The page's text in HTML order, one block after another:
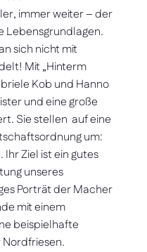
immer weiter – der
Lebensgrundlagen.
sich nicht mit
Mit „Hinterm
Kob und Hanno
und eine große
Sie stellen auf eine
um:
Ziel ist ein gutes
unseres
Porträt der Macher
mit einem
beispielhafte